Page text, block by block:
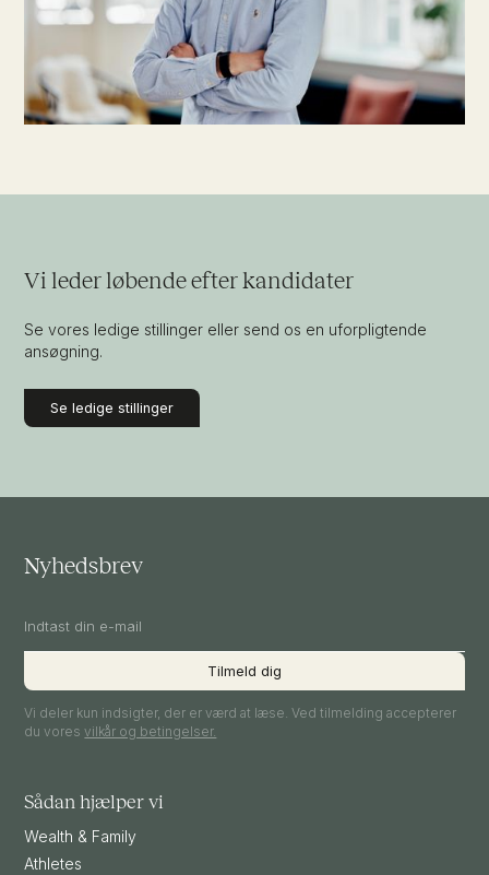
Vi leder løbende efter kandidater
Se vores ledige stillinger eller send os en uforpligtende
ansøgning.
Se ledige stillinger
Nyhedsbrev
Vi deler kun indsigter, der er værd at læse. Ved tilmelding accepterer
du voresvilkår og betingelser.
Sådan hjælper vi
Wealth & Family
Athletes